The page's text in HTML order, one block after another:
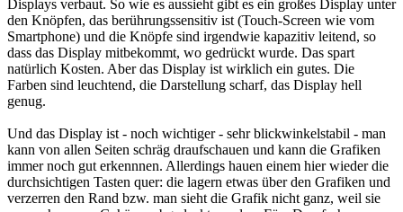
Displays verbaut. So wie es aussieht gibt es ein großes Display unter
den Knöpfen, das berührungssensitiv ist (Touch-Screen wie vom
Smartphone) und die Knöpfe sind irgendwie kapazitiv leitend, so
dass das Display mitbekommt, wo gedrückt wurde. Das spart
natürlich Kosten. Aber das Display ist wirklich ein gutes. Die
Farben sind leuchtend, die Darstellung scharf, das Display hell
genug.
Und das Display ist - noch wichtiger - sehr blickwinkelstabil - man
kann von allen Seiten schräg draufschauen und kann die Grafiken
immer noch gut erkennnen. Allerdings hauen einem hier wieder die
durchsichtigen Tasten quer: die lagern etwas über den Grafiken und
verzerren den Rand bzw. man sieht die Grafik nicht ganz, weil sie